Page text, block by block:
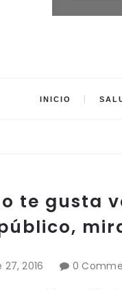
INICIO
te gusta
27,2016 0